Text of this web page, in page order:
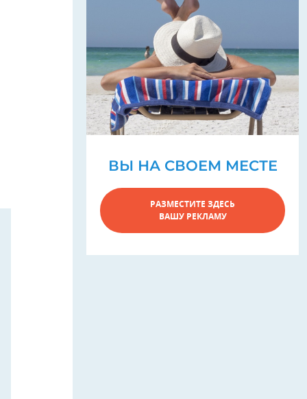
ВЫ НА СВОЕМ МЕСТЕ
РАЗМЕСТИТЕ ЗДЕСЬ
ВАШУ РЕКЛАМУ